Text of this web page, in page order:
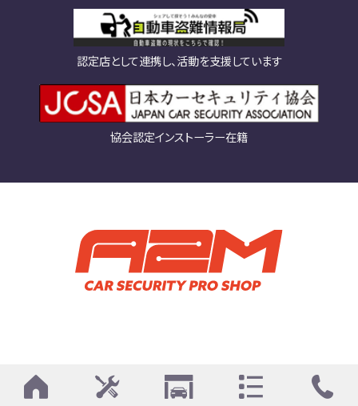
認定店として連携し、活動を支援しています
協会認定インストーラー在籍